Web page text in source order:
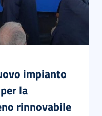
impianto
la
rinnovabile